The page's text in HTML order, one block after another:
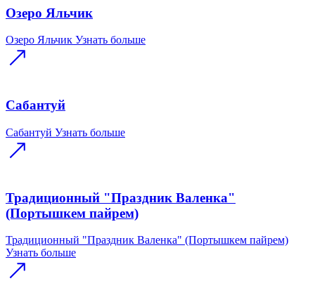
Озеро Яльчик
Озеро Яльчик Узнать больше
Сабантуй
Сабантуй Узнать больше
Традиционный "Праздник Валенка"
(Портышкем пайрем)
Традиционный "Праздник Валенка" (Портышкем пайрем)
Узнать больше